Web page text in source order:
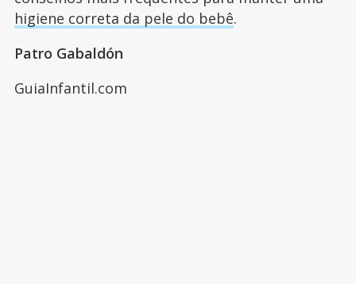
higiene correta da pele do bebê.
Patro Gabaldón
GuiaInfantil.com